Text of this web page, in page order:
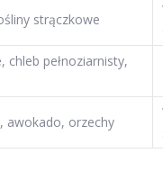
strączkowe
chleb pełnoziarnisty,
awokado, orzechy